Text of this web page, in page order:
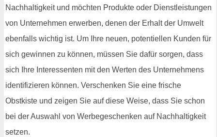
Nachhaltigkeit und möchten Produkte oder Dienstleistungen
von Unternehmen erwerben, denen der Erhalt der Umwelt
ebenfalls wichtig ist. Um Ihre neuen, potentiellen Kunden für
sich gewinnen zu können, müssen Sie dafür sorgen, dass
sich Ihre Interessenten mit den Werten des Unternehmens
identifizieren können. Verschenken Sie eine frische
Obstkiste und zeigen Sie auf diese Weise, dass Sie schon
bei der Auswahl von Werbegeschenken auf Nachhaltigkeit
setzen.